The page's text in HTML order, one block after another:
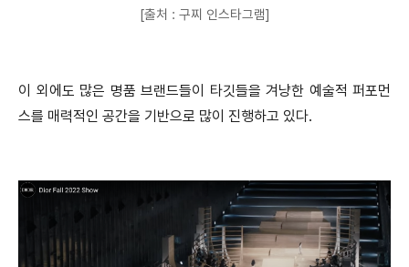
[출처 : 구찌 인스타그램]
이 외에도 많은 명품 브랜드들이 타깃들을 겨냥한 예술적 퍼포먼
스를 매력적인 공간을 기반으로 많이 진행하고 있다.